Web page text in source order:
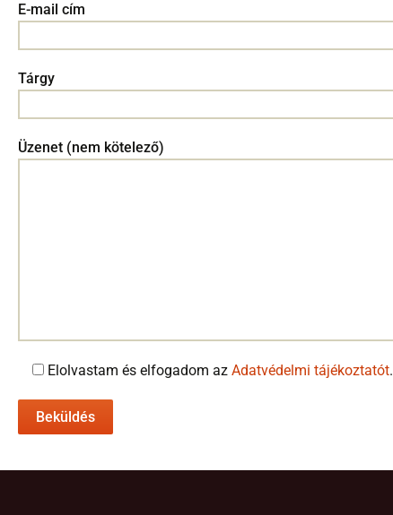
E-mail cím
Tárgy
Üzenet (nem kötelező)
Elolvastam és elfogadom az Adatvédelmi tájékoztatót.